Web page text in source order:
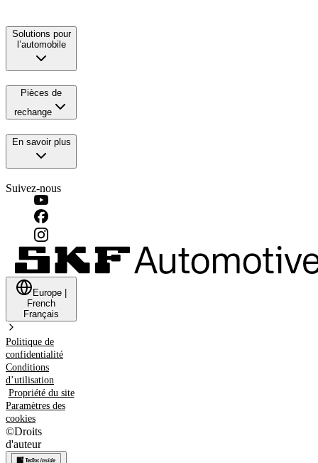
Solutions pour
l’automobile
Pièces de
rechange
En savoir plus
Suivez-nous
Europe
French
Français
Politique de
confidentialité
Conditions
d’utilisation
Propriété du site
Paramètres des
cookies
©Droits
d'auteur